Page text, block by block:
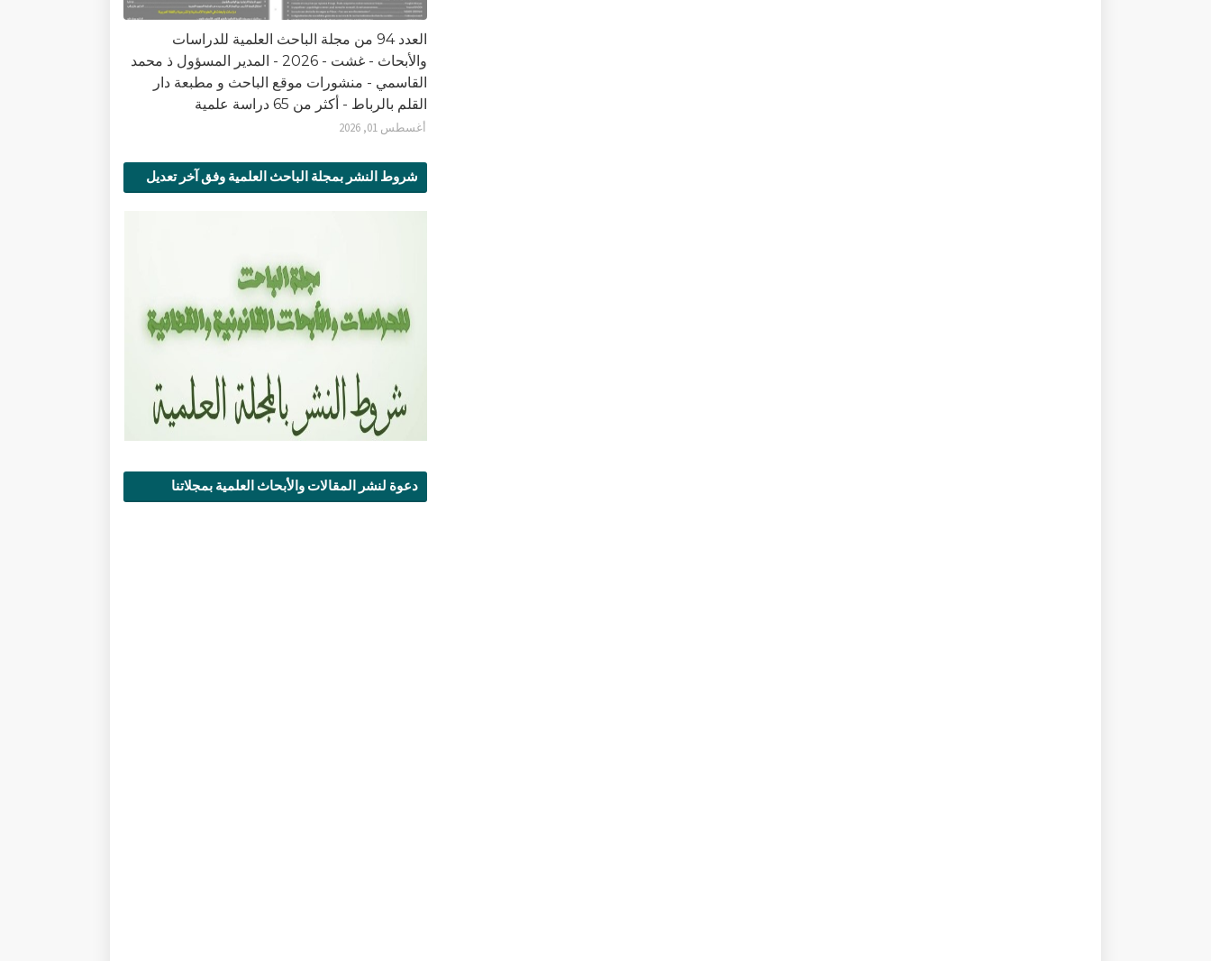
العدد 94 من مجلة الباحث العلمية للدراسات
والأبحاث - غشت - 2026 - المدير المسؤول ذ محمد
القاسمي - منشورات موقع الباحث و مطبعة دار
القلم بالرباط - أكثر من 65 دراسة علمية
أغسطس 01, 2026
شروط النشر بمجلة الباحث العلمية وفق آخر تعديل
دعوة لنشر المقالات والأبحاث العلمية بمجلاتنا